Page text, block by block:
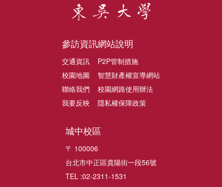
參訪資訊
交通資訊
校園地圖
聯絡我們
我要反映
網站說明
P2P管制措施
智慧財產權宣導網站
校園網路使用辦法
隱私權保障政策
城中校區
〒 100006
台北市中正區貴陽街一段56號
TEL :02-2311-1531